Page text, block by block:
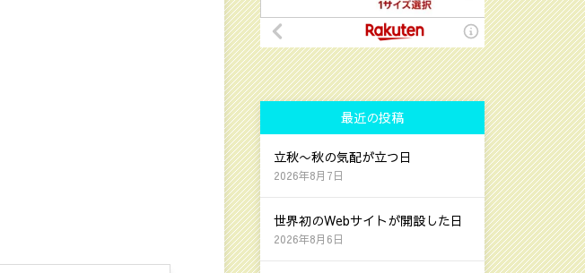
最近の投稿
立秋〜秋の気配が立つ日
2026年8月7日
世界初のWebサイトが開設した日
2026年8月6日